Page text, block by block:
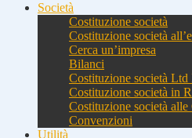
Società
Costituzione società
Costituzione società
Cerca un’impresa
Bilanci
Costituzione società Ltd
Costituzione società in
Costituzione società alle
Convenzioni
Utilità